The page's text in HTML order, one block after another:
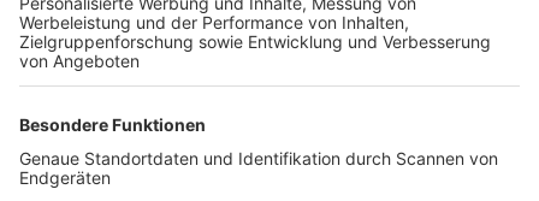
TOP-PARTNER